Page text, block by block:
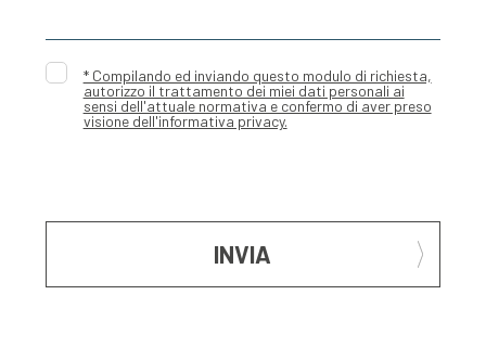
* Compilando ed inviando questo modulo di richiesta,
autorizzo il trattamento dei miei dati personali ai
sensi dell'attuale normativa e confermo di aver preso
visione dell'informativa privacy.
INVIA